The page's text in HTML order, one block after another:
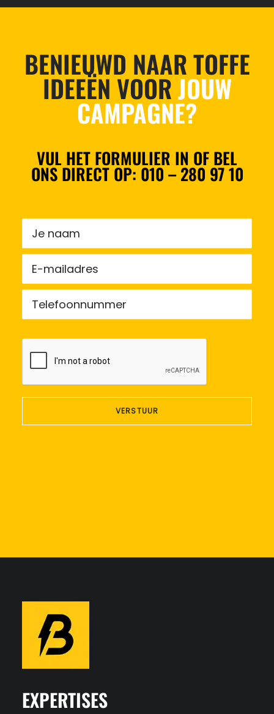
BENIEUWD NAAR TOFFE
IDEEËN VOORJOUW
CAMPAGNE?
VUL HET FORMULIER IN OF BEL
ONS DIRECT OP:010 – 280 97 10
EXPERTISES